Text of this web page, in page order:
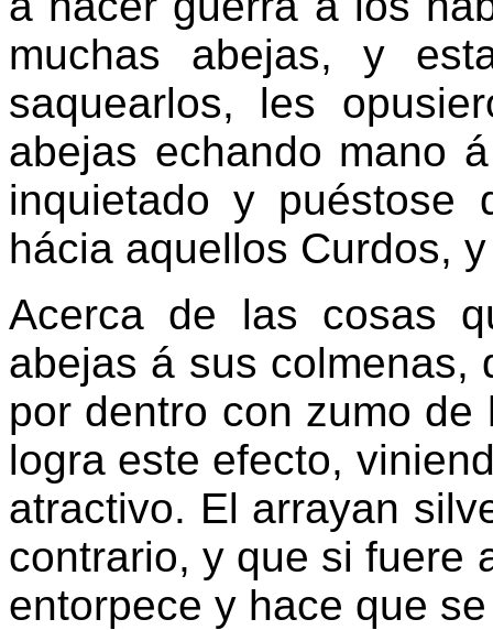
muchas abejas, y
saquearlos, les
abejas echando mano
inquietado y puéstose
hácia aquellos Curdos,
Acerca de las cosas
abejas á sus colmenas,
por dentro con zumo
logra este efecto,
atractivo. El arrayan
contrario, y que si fuere
entorpece y hace que